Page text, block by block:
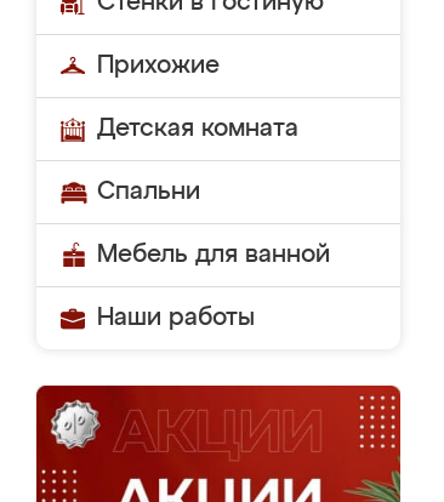
Прихожие
Детская комната
Спальни
Мебель для ванной
Наши работы